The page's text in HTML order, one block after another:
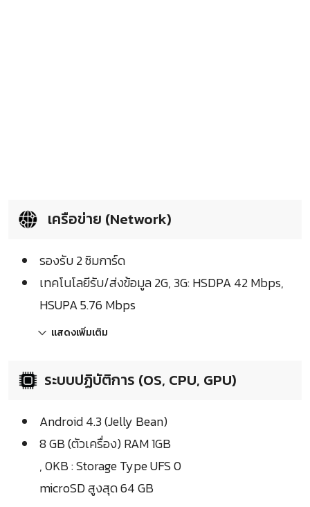
เครือข่าย (Network)
รองรับ 2 ซิมการ์ด
เทคโนโลยีรับ/ส่งข้อมูล 2G, 3G: HSDPA 42 Mbps,
HSUPA 5.76 Mbps
แสดงเพิ่มเติม
ระบบปฏิบัติการ (OS, CPU, GPU)
Android 4.3 (Jelly Bean)
8 GB (ตัวเครื่อง) RAM 1GB
, 0KB : Storage Type UFS 0
microSD สูงสุด 64 GB